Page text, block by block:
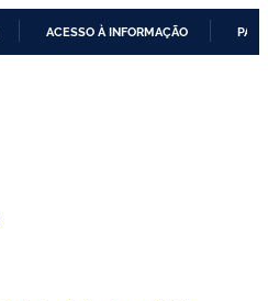
ACESSO À INFORMAÇÃO